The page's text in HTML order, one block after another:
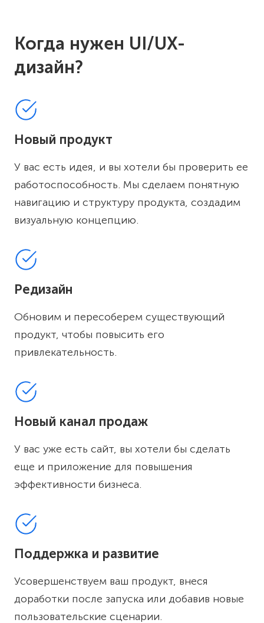
Когда нужен UI/UX-
дизайн?
Новый продукт
У вас есть идея, и вы хотели бы проверить ее
работоспособность. Мы сделаем понятную
навигацию и структуру продукта, создадим
визуальную концепцию.
Редизайн
Обновим и пересоберем существующий
продукт, чтобы повысить его
привлекательность.
Новый канал продаж
У вас уже есть сайт, вы хотели бы сделать
еще и приложение для повышения
эффективности бизнеса.
Поддержка и развитие
Усовершенствуем ваш продукт, внеся
доработки после запуска или добавив новые
пользовательские сценарии.